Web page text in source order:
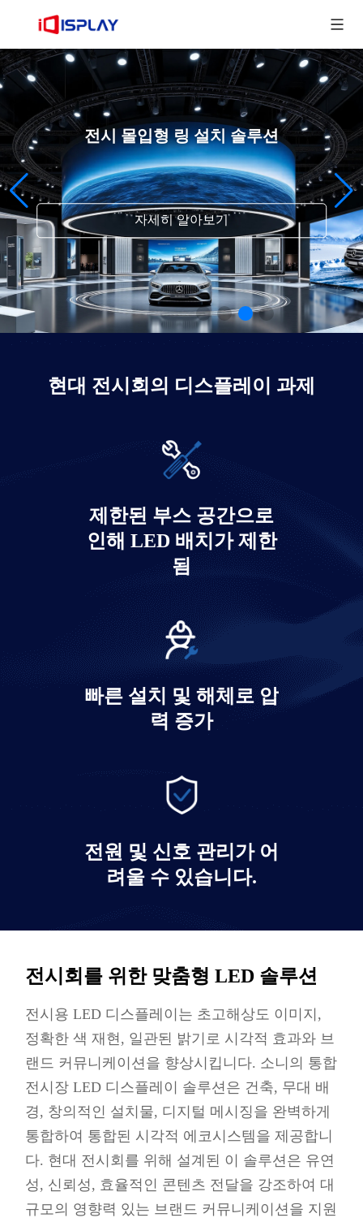
전시 몰입형 링 설치 솔루션
자세히 알아보기
루션
자세히 알아보기
현대 전시회의 디스플레이 과제
제한된 부스 공간으로
인해 LED 배치가 제한
됨
빠른 설치 및 해체로 압
력 증가
전원 및 신호 관리가 어
려울 수 있습니다.
전시회를 위한 맞춤형 LED 솔루션
전시용 LED 디스플레이는 초고해상도 이미지,
정확한 색 재현, 일관된 밝기로 시각적 효과와 브
랜드 커뮤니케이션을 향상시킵니다. 소니의 통합
전시장 LED 디스플레이 솔루션은 건축, 무대 배
경, 창의적인 설치물, 디지털 메시징을 완벽하게
통합하여 통합된 시각적 에코시스템을 제공합니
다. 현대 전시회를 위해 설계된 이 솔루션은 유연
성, 신뢰성, 효율적인 콘텐츠 전달을 강조하여 대
규모의 영향력 있는 브랜드 커뮤니케이션을 지원